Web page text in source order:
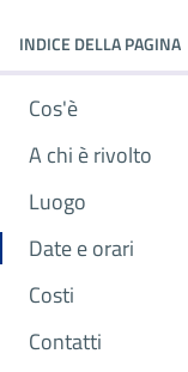
INDICE DELLA PAGINA
Cos'è
A chi è rivolto
Luogo
Date e orari
Costi
Contatti